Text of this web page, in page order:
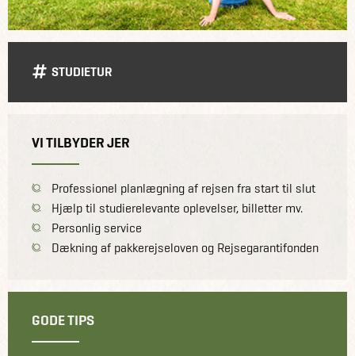
STUDIETUR
VI TILBYDER JER
Professionel planlægning af rejsen fra start til slut
Hjælp til studierelevante oplevelser, billetter mv.
Personlig service
Dækning af pakkerejseloven og Rejsegarantifonden
GODE TIPS